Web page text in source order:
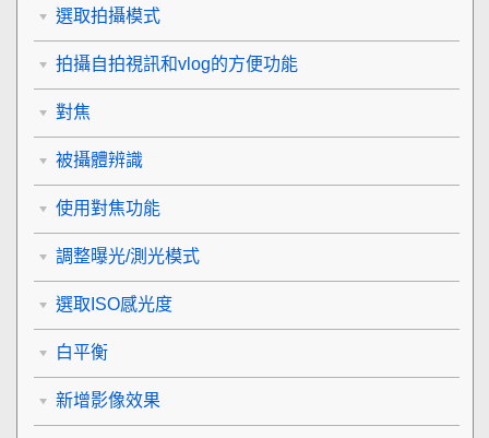
選取拍攝模式
拍攝自拍視訊和vlog的方便功能
對焦
被攝體辨識
使用對焦功能
調整曝光/測光模式
選取ISO感光度
白平衡
新增影像效果